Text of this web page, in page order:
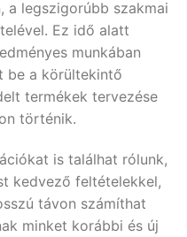
a legszigorúbb szakmai
Ez idő alatt
munkában
be a körültekintő
termékek tervezése
történik.
is találhat rólunk,
kedvező feltételekkel,
távon számíthat
minket korábbi és új